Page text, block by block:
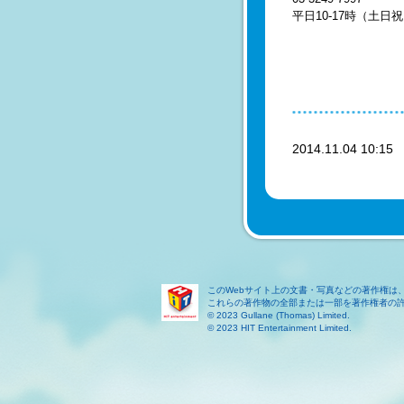
平日10-17時（土日
2014.11.04
このWebサイト上の文書・写真などの著作権
これらの著作物の全部または一部を著作権者の
© 2023 Gullane (Thomas) Limited.
© 2023 HIT Entertainment Limited.